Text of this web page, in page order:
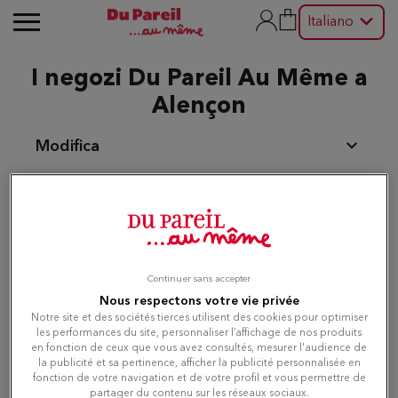
Italiano
I negozi Du Pareil Au Même a
Alençon
Modifica
Mappa
388 m
Du Pareil au même ALENCON
8 Grande Rue
61000 ALENCON
Aperto alle 09:30 - 19:00
Numero
Nous respectons votre vie privée
Notre site et des sociétés tierces utilisent des cookies pour optimiser
les performances du site, personnaliser l’affichage de nos produits
en fonction de ceux que vous avez consultés, mesurer l'audience de
la publicité et sa pertinence, afficher la publicité personnalisée en
fonction de votre navigation et de votre profil et vous permettre de
partager du contenu sur les réseaux sociaux.
Continuer sans accepter